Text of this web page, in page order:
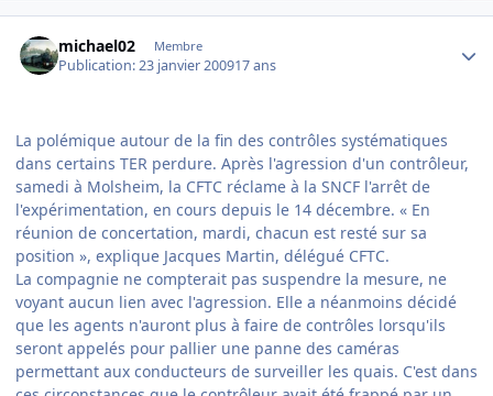
michael02 Membre
Publication:23 janvier 200917 ans
La polémique autour de la fin des contrôles systématiques
dans certains TER perdure. Après l'agression d'un contrôleur,
samedi à Molsheim, la CFTC réclame à la SNCF l'arrêt de
l'expérimentation, en cours depuis le 14 décembre. « En
réunion de concertation, mardi, chacun est resté sur sa
position », explique Jacques Martin, délégué CFTC.
La compagnie ne compterait pas suspendre la mesure, ne
voyant aucun lien avec l'agression. Elle a néanmoins décidé
que les agents n'auront plus à faire de contrôles lorsqu'ils
seront appelés pour pallier une panne des caméras
permettant aux conducteurs de surveiller les quais. C'est dans